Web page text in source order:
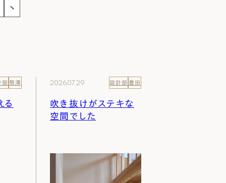
部 熊澤
る
2026.07.29 設計部 豊田
吹き抜けがステキな
空間でした